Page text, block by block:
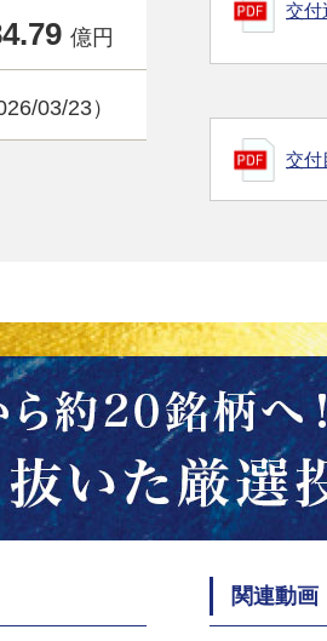
億円
03/23）
交付
交付
関連動画